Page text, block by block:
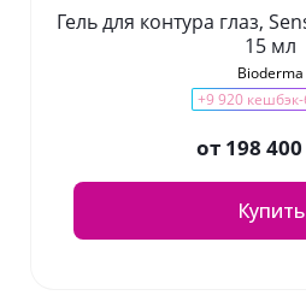
Гель для контура глаз,
15 мл
Bioderma
+9 920 кешбэк-
от 198 400
Купить